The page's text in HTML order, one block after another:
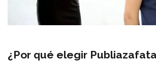
¿Por qué elegir